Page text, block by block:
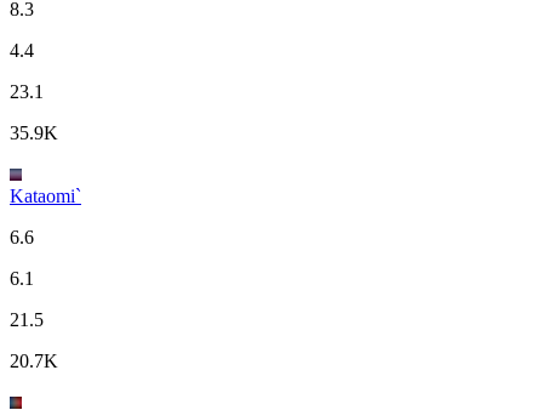
8.3
4.4
23.1
35.9K
Kataomi`
6.6
6.1
21.5
20.7K